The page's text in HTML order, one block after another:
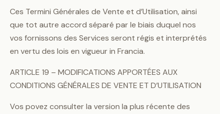
Ces Termini Générales de Vente et d’Utilisation, ainsi
que tot autre accord séparé par le biais duquel nos
vos fornissons des Services seront régis et interprétés
en vertu des lois en vigueur in Francia.
ARTICLE 19 – MODIFICATIONS APPORTÉES AUX
CONDITIONS GÉNÉRALES DE VENTE ET D’UTILISATION
Vos povez consulter la version la plus récente des